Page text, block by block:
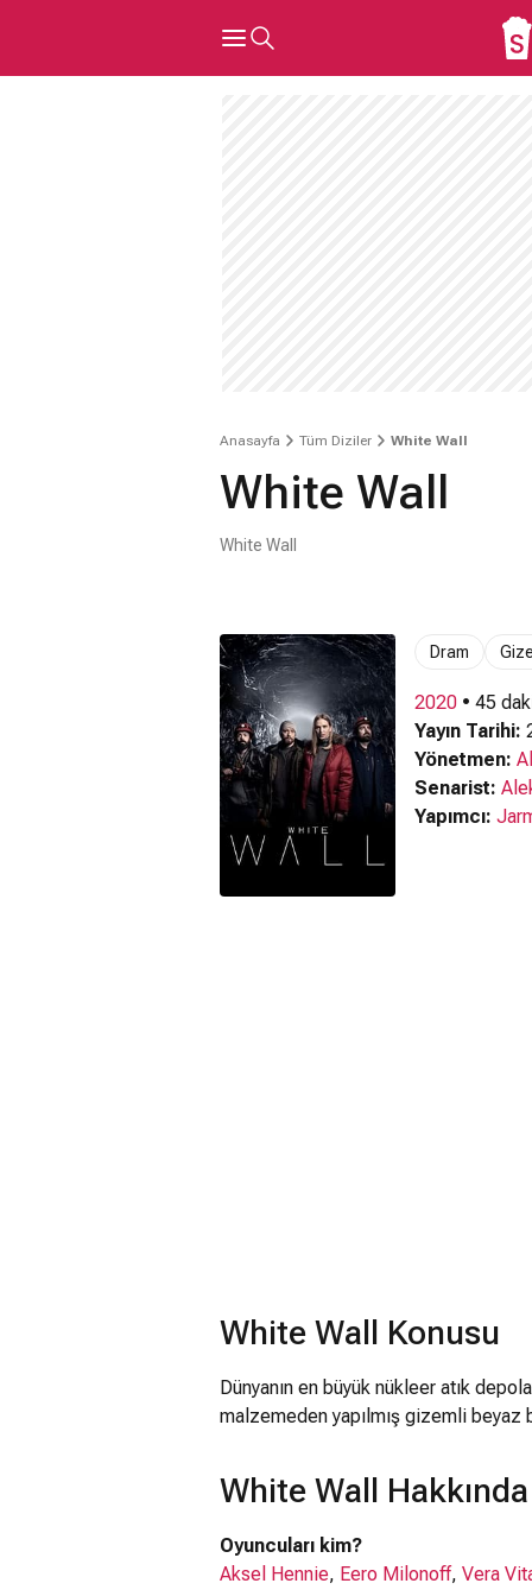
Anasayfa Tüm Diziler White Wall
White Wall
White Wall
Dram
2020 • 45
Yayın Tarihi:
Yönetmen:
Senarist:
Yapımcı:
White Wall Konusu
Dünyanın en büyük nükleer atık
malzemeden yapılmış gizemli beyaz
White Wall
Oyuncuları kim?
Aksel Hennie, Eero Milonoff, Vera